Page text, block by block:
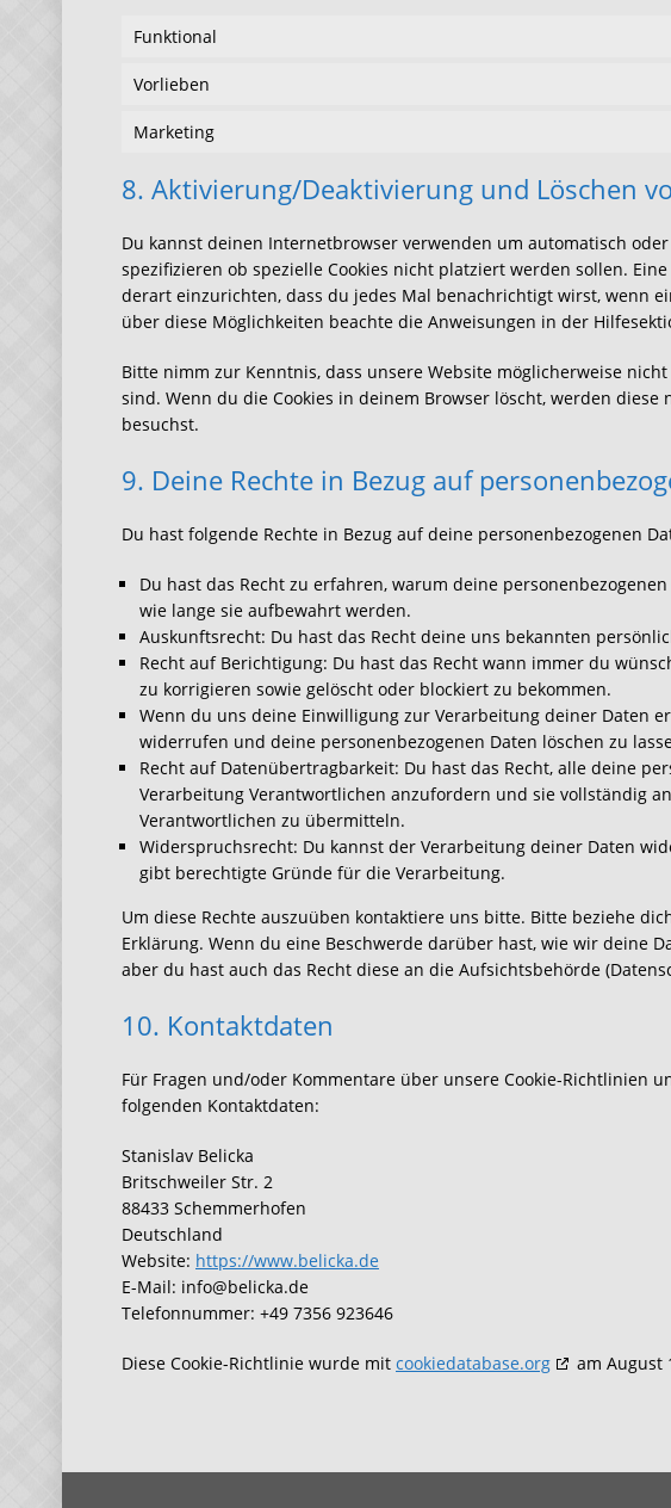
Funktional
Vorlieben
Marketing
8. Aktivierung/Deaktivierung und Löschen
Du kannst deinen Internetbrowser verwenden um automatisch
spezifizieren ob spezielle Cookies nicht platziert werden sollen.
derart einzurichten, dass du jedes Mal benachrichtigt wirst, wenn
über diese Möglichkeiten beachte die Anweisungen in der
Bitte nimm zur Kenntnis, dass unsere Website möglicherweise
sind. Wenn du die Cookies in deinem Browser löscht, werden
besuchst.
9. Deine Rechte in Bezug auf
Du hast folgende Rechte in Bezug auf deine personenbezogenen
Du hast das Recht zu erfahren, warum deine
wie lange sie aufbewahrt werden.
Auskunftsrecht: Du hast das Recht deine uns bekannten
Recht auf Berichtigung: Du hast das Recht wann immer du
zu korrigieren sowie gelöscht oder blockiert zu bekommen.
Wenn du uns deine Einwilligung zur Verarbeitung deiner Daten
widerrufen und deine personenbezogenen Daten löschen zu
Recht auf Datenübertragbarkeit: Du hast das Recht, alle deine
Verarbeitung Verantwortlichen anzufordern und sie vollständig
Verantwortlichen zu übermitteln.
Widerspruchsrecht: Du kannst der Verarbeitung deiner Daten
gibt berechtigte Gründe für die Verarbeitung.
Um diese Rechte auszuüben kontaktiere uns bitte. Bitte beziehe
Erklärung. Wenn du eine Beschwerde darüber hast, wie wir deine
aber du hast auch das Recht diese an die Aufsichtsbehörde
10. Kontaktdaten
Für Fragen und/oder Kommentare über unsere Cookie-Richtlinien
folgenden Kontaktdaten:
Stanislav Belicka
Britschweiler Str. 2
88433 Schemmerhofen
Deutschland
Website: https://www.belicka.de
E-Mail: info@belicka.de
Telefonnummer: +49 7356 923646
Diese Cookie-Richtlinie wurde mit cookiedatabase.org am August